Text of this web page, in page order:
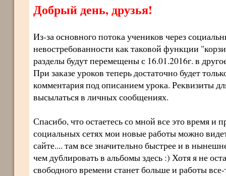
Добрый день, друзья!
Из-за основного потока учеников через
невостребованности как таковой функции
разделы будут перемещены с 16.01.2016г. в
При заказе уроков теперь достаточно будет
комментария под описанием урока. Реквизиты
высылаться в личных сообщениях.
Спасибо, что остаетесь со мной все это время и
социальных сетях мои новые работы можно
сайте.... там все значительно быстрее и в
чем дублировать в альбомы здесь :) Хотя я не
свободного времени станет больше и работы все-